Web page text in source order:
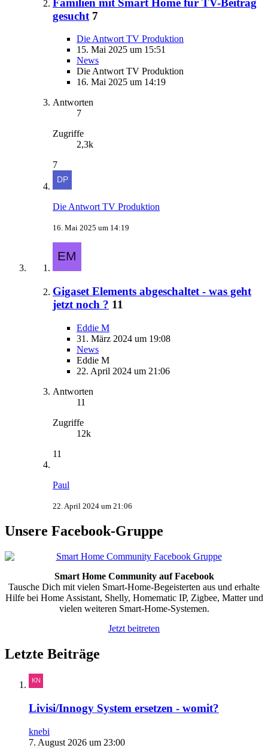
gesucht 7
Die Antwort TV Produktion
15. Mai 2025 um 15:51
News
Die Antwort TV Produktion
16. Mai 2025 um 14:19
Antworten
7
Zugriffe
2,3k
7
Die Antwort TV Produktion
16. Mai 2025 um 14:19
Gigaset Elements abgeschaltet - was geht
jetzt noch ? 11
Eddie M
31. März 2024 um 19:08
News
Eddie M
22. April 2024 um 21:06
Antworten
11
Zugriffe
12k
11
Paul
22. April 2024 um 21:06
Unsere Facebook-Gruppe
Smart Home Community auf Facebook
Tausche Dich mit vielen Smart-Home-Begeisterten aus und erhalte
Hilfe bei Home Assistant, Shelly, Homematic IP, Zigbee, Matter und
vielen weiteren Smart-Home-Systemen.
Jetzt beitreten
Letzte Beiträge
Livisi/Innogy System ersetzen - womit?
knebi
7. August 2026 um 23:00